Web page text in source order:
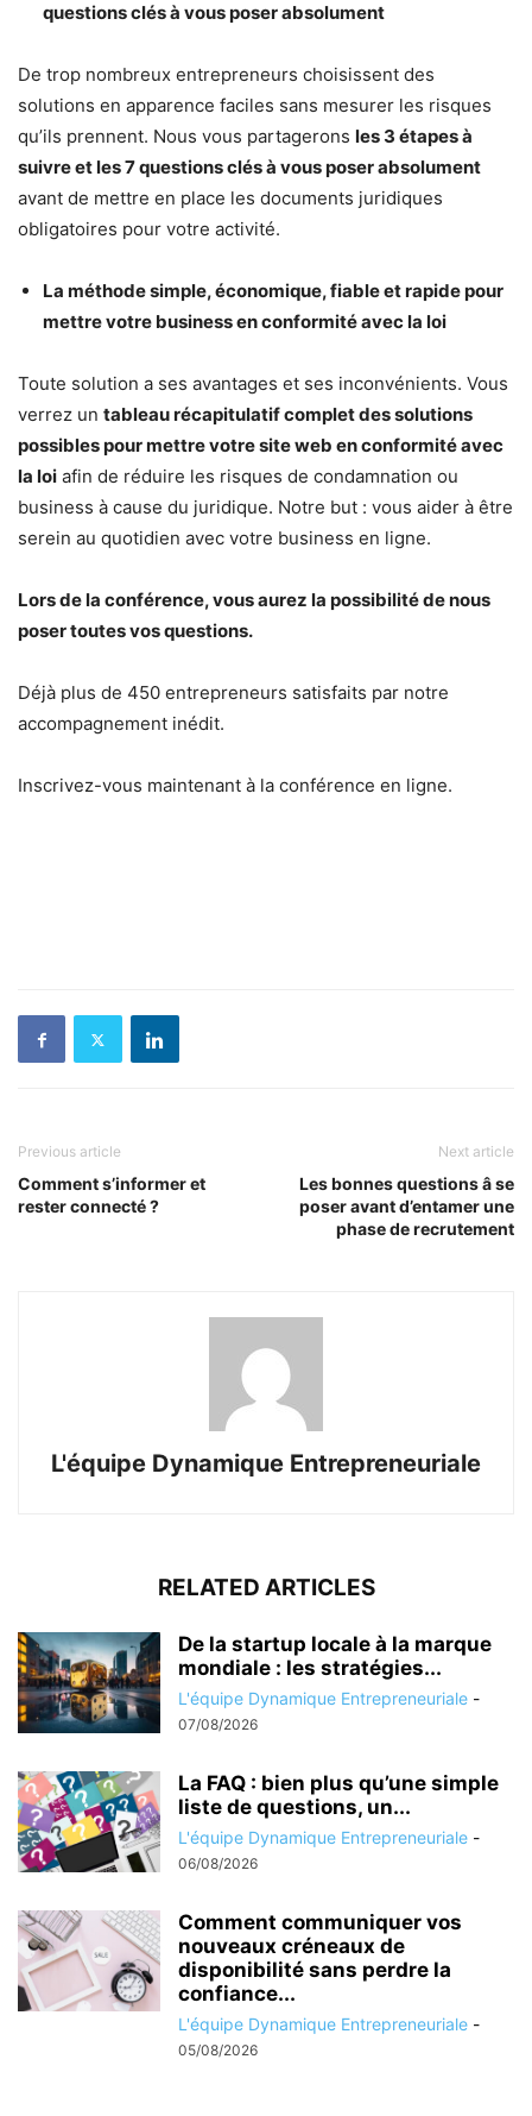
questions clés à vous poser absolument
De trop nombreux entrepreneurs choisissent des
solutions en apparence faciles sans mesurer les risques
qu’ils prennent. Nous vous partagerons les 3 étapes à
suivre et les 7 questions clés à vous poser absolument
avant de mettre en place les documents juridiques
obligatoires pour votre activité.
La méthode simple, économique, fiable et rapide pour
mettre votre business en conformité avec la loi
Toute solution a ses avantages et ses inconvénients. Vous
verrez un tableau récapitulatif complet des solutions
possibles pour mettre votre site web en conformité avec
la loi afin de réduire les risques de condamnation ou
business à cause du juridique. Notre but : vous aider à être
serein au quotidien avec votre business en ligne.
Lors de la conférence, vous aurez la possibilité de nous
poser toutes vos questions.
Déjà plus de 450 entrepreneurs satisfaits par notre
accompagnement inédit.
Inscrivez-vous maintenant à la conférence en ligne.
Previous article
Comment s’informer et
rester connecté ?
Next article
Les bonnes questions â se
poser avant d’entamer une
phase de recrutement
L'équipe Dynamique Entrepreneuriale
RELATED ARTICLES
De la startup locale à la marque
mondiale : les stratégies...
L'équipe Dynamique Entrepreneuriale -
07/08/2026
La FAQ : bien plus qu’une simple
liste de questions, un...
L'équipe Dynamique Entrepreneuriale -
06/08/2026
Comment communiquer vos
nouveaux créneaux de
disponibilité sans perdre la
confiance...
L'équipe Dynamique Entrepreneuriale -
05/08/2026